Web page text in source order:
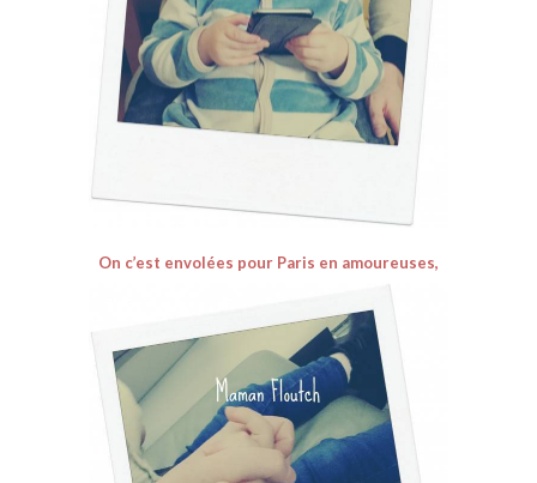
On c’est envolées pour Paris en amoureuses,